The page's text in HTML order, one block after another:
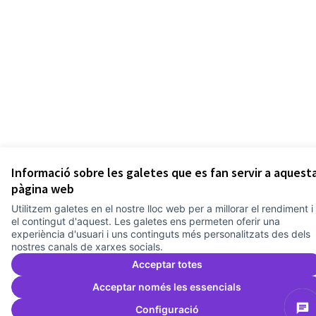
Informació sobre les galetes que es fan servir a
pàgina web
Utilitzem galetes en el nostre lloc web per a millorar el rendiment i
el contingut d'aquest. Les galetes ens permeten oferir una
experiència d'usuari i uns continguts més personalitzats des dels
nostres canals de xarxes socials.
Acceptar totes
Acceptar només les essencials
Configuració